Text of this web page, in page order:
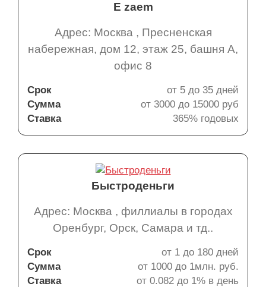
E zaem
Адрес: Москва , Пресненская
набережная, дом 12, этаж 25, башня А,
офис 8
Срок
от 5 до 35 дней
Сумма
от 3000 до 15000 руб
Ставка
365% годовых
Быстроденьги
Адрес: Москва , филлиалы в городах
Оренбург, Орск, Самара и тд..
Срок
от 1 до 180 дней
Сумма
от 1000 до 1млн. руб.
Ставка
от 0.082 до 1% в день